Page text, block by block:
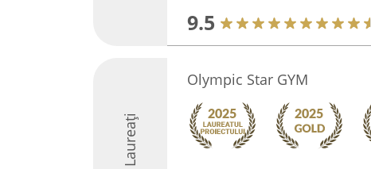
9.5
Laureați
Olympic Star GYM